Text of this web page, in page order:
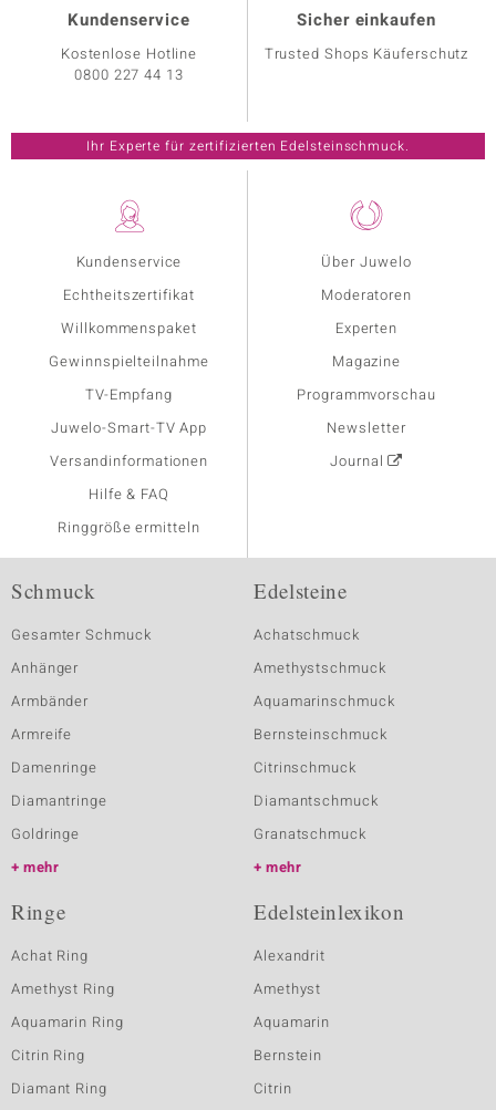
Kundenservice
Echtheitszertifikat
Willkommenspaket
Gewinnspielteilnahme
TV-Empfang
Juwelo-Smart-TV App
Versandinformationen
Hilfe & FAQ
Ringgröße ermitteln
Über Juwelo
Moderatoren
Experten
Magazine
Programmvorschau
Newsletter
Journal
Kundenservice
Kostenlose Hotline
0800 227 44 13
Sicher einkaufen
Trusted Shops Käuferschutz
Ihr Experte für zertifizierten Edelsteinschmuck.
Schmuck
Gesamter Schmuck
Anhänger
Armbänder
Armreife
Damenringe
Diamantringe
Goldringe
mehr
Edelsteine
Achatschmuck
Amethystschmuck
Aquamarinschmuck
Bernsteinschmuck
Citrinschmuck
Diamantschmuck
Granatschmuck
mehr
Ringe
Achat Ring
Amethyst Ring
Aquamarin Ring
Citrin Ring
Diamant Ring
Edelsteinlexikon
Alexandrit
Amethyst
Aquamarin
Bernstein
Citrin